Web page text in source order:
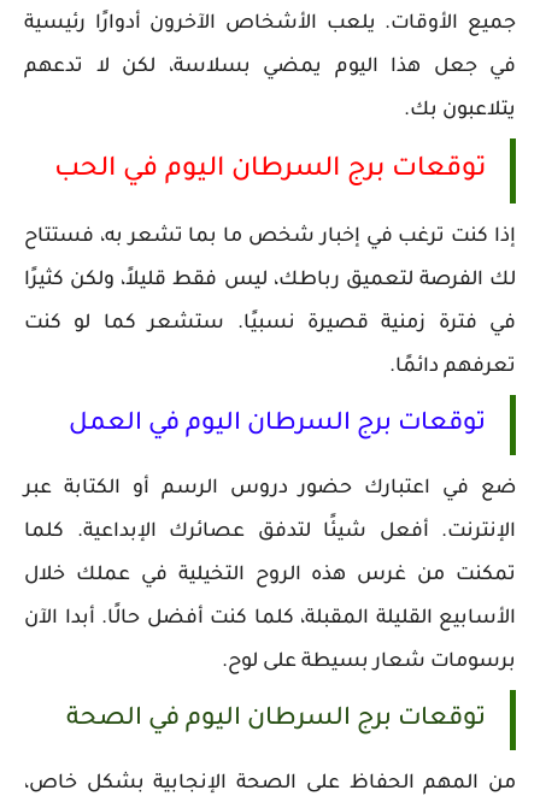
جميع الأوقات. يلعب الأشخاص الآخرون أدوارًا رئيسية
في جعل هذا اليوم يمضي بسلاسة، لكن لا تدعهم
يتلاعبون بك.
توقعات برج السرطان اليوم في الحب
إذا كنت ترغب في إخبار شخص ما بما تشعر به، فستتاح
لك الفرصة لتعميق رباطك، ليس فقط قليلاً، ولكن كثيرًا
في فترة زمنية قصيرة نسبيًا. ستشعر كما لو كنت
تعرفهم دائمًا.
توقعات برج السرطان اليوم في العمل
ضع في اعتبارك حضور دروس الرسم أو الكتابة عبر
الإنترنت. أفعل شيئًا لتدفق عصائرك الإبداعية. كلما
تمكنت من غرس هذه الروح التخيلية في عملك خلال
الأسابيع القليلة المقبلة، كلما كنت أفضل حالًا. أبدا الآن
برسومات شعار بسيطة على لوح.
توقعات برج السرطان اليوم في الصحة
من المهم الحفاظ على الصحة الإنجابية بشكل خاص،